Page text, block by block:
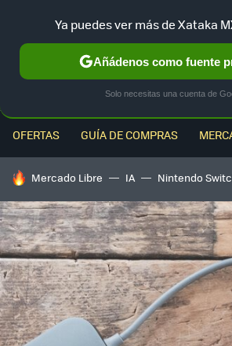
OFERTAS GUÍA DE COMPRAS
HOY SE HABLA DE
Mercado Libre IA Nintendo
Ya puedes ver más de Xataka
Añádenos como fuente
Solo necesitas una cuenta de